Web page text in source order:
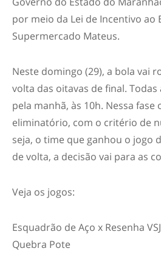
por meio da Lei de Incentivo ao
Supermercado Mateus.
Neste domingo (29), a bola vai
volta das oitavas de final.
pela manhã, às 10h. Nessa
eliminatório, com o critério de
seja, o time que ganhou o jogo
de volta, a decisão vai para as
Veja os jogos:
Esquadrão de Aço x Resenha
Quebra Pote